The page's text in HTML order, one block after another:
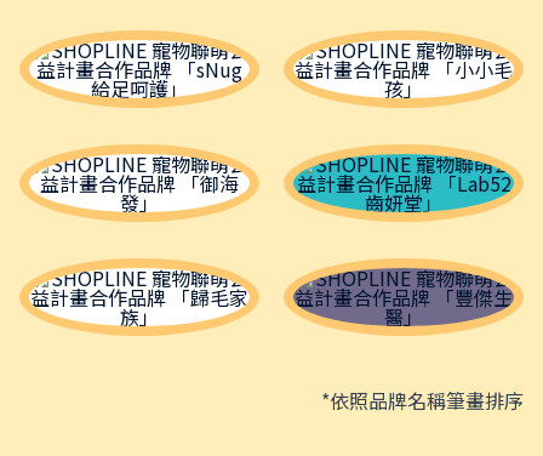
*依照品牌名稱筆畫排序